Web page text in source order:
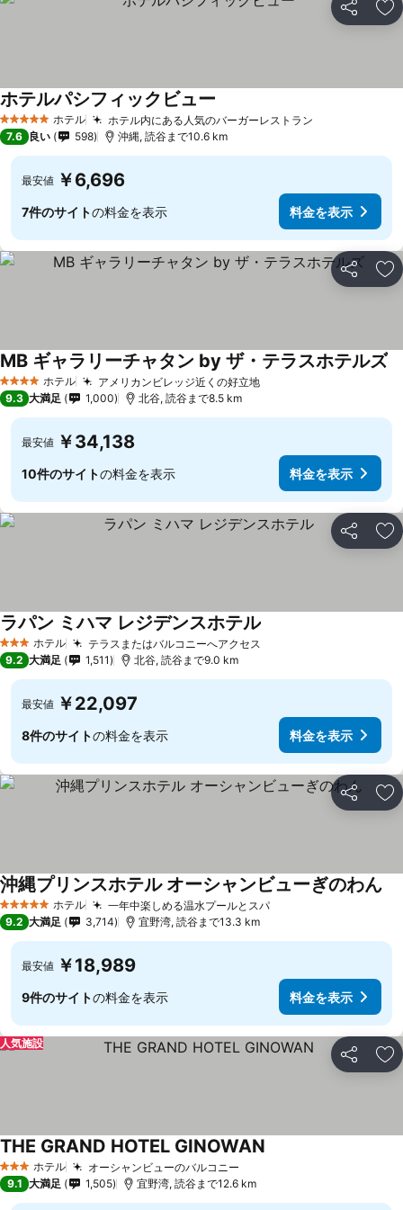
シェア お
5 ホテルのランク
ホテル ホテル内にある人気のバーガーレストラン
ホテルパシフィックビュー
7.6 良い 598 沖縄, 読谷まで10.6 km
最安値 ￥6,696
7件のサイトの料金を表示 料金を表示
シェア お
4 ホテルのランク
ホテル アメリカンビレッジ近くの好立地
MB ギャラリーチャタン by ザ・テラスホテルズ
9.3 大満足 1,000 北谷, 読谷まで8.5 km
最安値 ￥34,138
10件のサイトの料金を表示 料金を表示
シェア お
3 ホテルのランク
ホテル テラスまたはバルコニーへアクセス
ラパン ミハマ レジデンスホテル
9.2 大満足 1,511 北谷, 読谷まで9.0 km
最安値 ￥22,097
8件のサイトの料金を表示 料金を表示
シェア お
5 ホテルのランク
ホテル 一年中楽しめる温水プールとスパ
沖縄プリンスホテル オーシャンビューぎのわん
9.2 大満足 3,714 宜野湾, 読谷まで13.3 km
最安値 ￥18,989
9件のサイトの料金を表示 料金を表示
シェア お
人気施設
3 ホテルのランク
ホテル オーシャンビューのバルコニー
THE GRAND HOTEL GINOWAN
9.1 大満足 1,505 宜野湾, 読谷まで12.6 km